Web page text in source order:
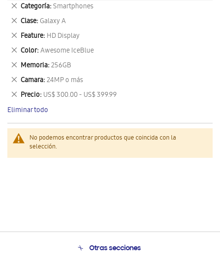
No podemos encontrar productos que coincida con la
selección.
Categoría Smartphones
Eliminar
este
artículo
Clase Galaxy A
Eliminar
este
artículo
Feature HD Display
Eliminar
este
artículo
Color Awesome IceBlue
Eliminar
este
artículo
Memoria 256GB
Eliminar
este
artículo
Camara 24MP o más
Eliminar
este
artículo
Precio US$ 300.00 - US$ 399.99
Eliminar
este
artículo
Eliminar todo
Otras secciones